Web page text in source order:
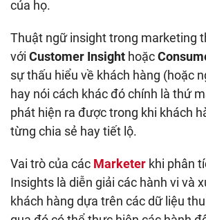
của họ.
Thuật ngữ insight trong marketing
với Customer Insight hoặc
sự thấu hiểu về khách hàng (hoặc
hay nói cách khác đó chính là thứ
phát hiện ra được trong khi khách
từng chia sẻ hay tiết lộ.
Vai trò của các Marketer khi phân
Insights là diễn giải các hành vi và
khách hàng dựa trên các dữ liệu